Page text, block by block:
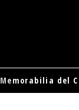
Memorabilia del